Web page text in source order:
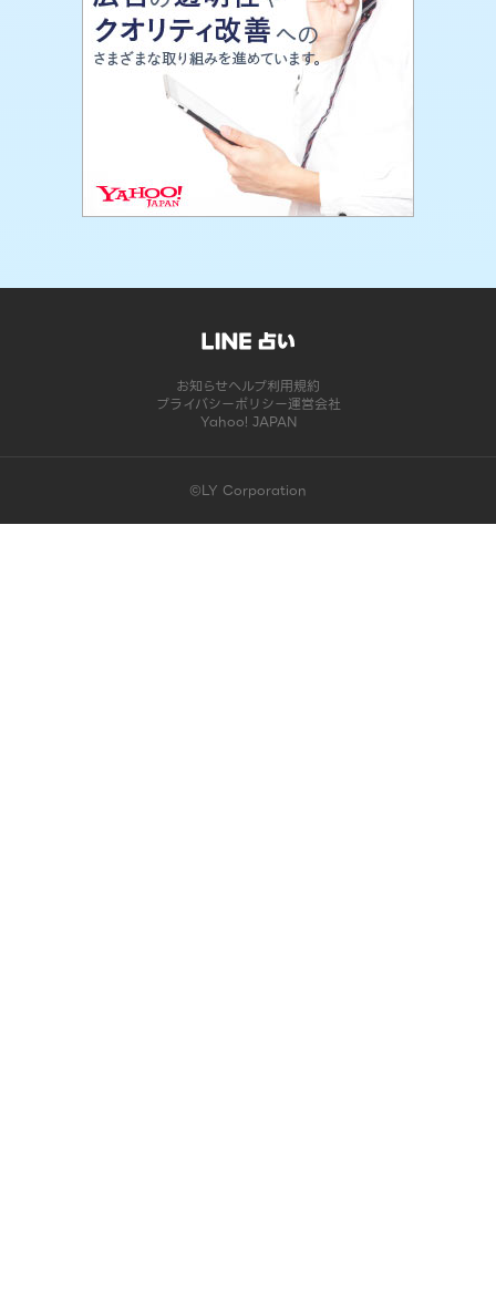
お知らせヘルプ利用規約
プライバシーポリシー運営会社
Yahoo! JAPAN
©LY Corporation
このコンテンツは掲載が終了しました | LINE占い